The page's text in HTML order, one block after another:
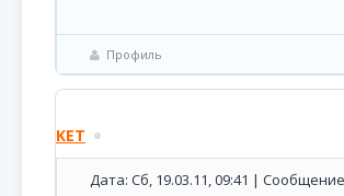
Профиль
KET
Дата: Сб, 19.03.11, 09:41 |